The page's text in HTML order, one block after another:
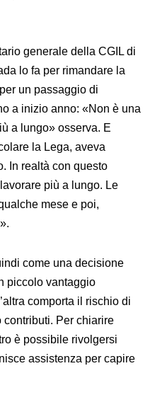
generale della CGIL di
lo fa per rimandare la
un passaggio di
a inizio anno: «Non è una
a lungo» osserva. E
la Lega, aveva
In realtà con questo
più a lungo. Le
mese e poi,
come una decisione
piccolo vantaggio
comporta il rischio di
Per chiarire
è possibile rivolgersi
assistenza per capire